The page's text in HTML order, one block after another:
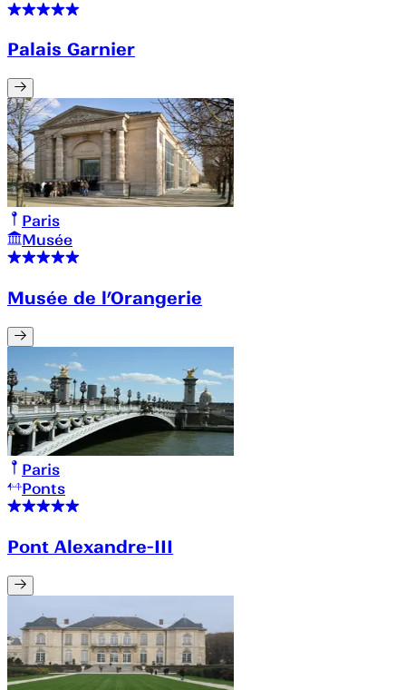
Palais Garnier
Paris
Musée
Musée de l’Orangerie
Paris
Ponts
Pont Alexandre-III